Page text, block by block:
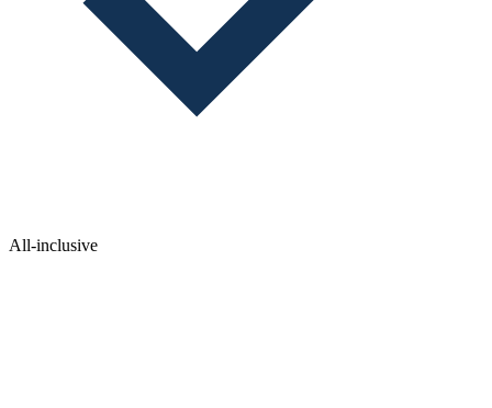
All-inclusive